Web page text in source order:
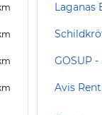
Laganas
GOSUP